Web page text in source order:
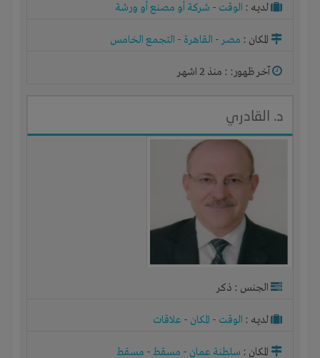
لديـه : الوقت - شركة أو مصنع أو ورشة
المكان : مصر- القاهرة - التجمع الخامس
آخر ظهور: : منذ 2 اشهر
د. القادري
الجنس : ذكر
لديـه : الوقت - المكان - علاقات
المكان : سلطنة عمان - مسقط- مسقط